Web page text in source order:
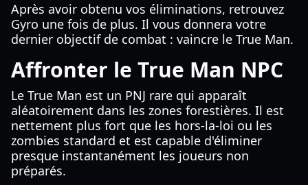
Après avoir obtenu vos éliminations, retrouvez
Gyro une fois de plus. Il vous donnera votre
dernier objectif de combat : vaincre le True Man.
Affronter le True Man NPC
Le True Man est un PNJ rare qui apparaît
aléatoirement dans les zones forestières. Il est
nettement plus fort que les hors-la-loi ou les
zombies standard et est capable d'éliminer
presque instantanément les joueurs non
préparés.